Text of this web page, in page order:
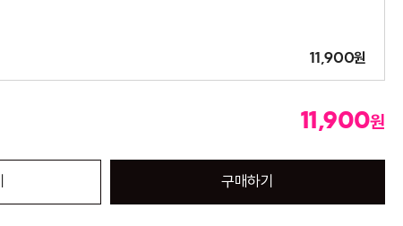
11,900원
11,900원
구매하기